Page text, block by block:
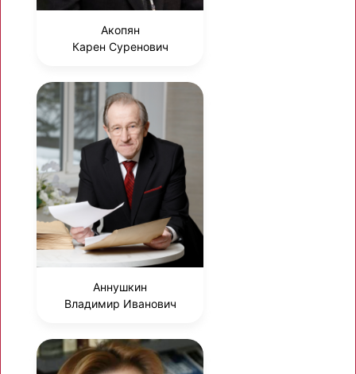
Акопян
Карен Суренович
Аннушкин
Владимир Иванович